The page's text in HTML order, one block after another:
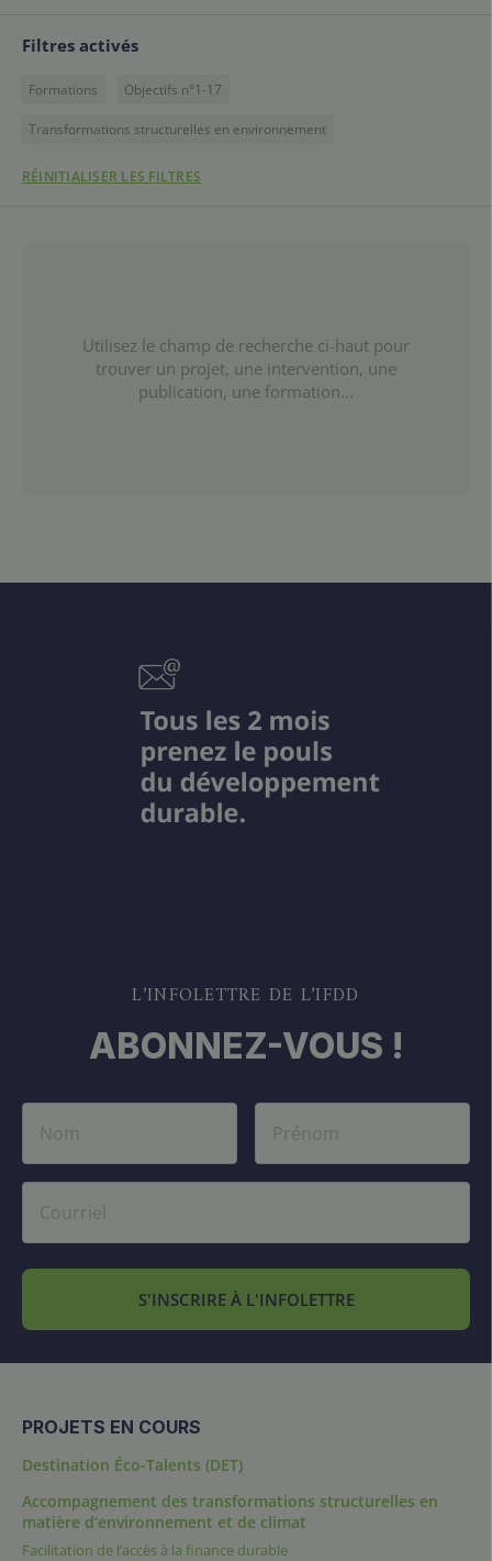
Filtres activés
Formations Objectifs n°1-17
Transformations structurelles en environnement
RÉINITIALISER LES FILTRES
Utilisez le champ de recherche ci-haut pour
trouver un projet, une intervention, une
publication, une formation...
L’INFOLETTRE DE L’IFDD
ABONNEZ-VOUS !
S'INSCRIRE À L'INFOLETTRE
PROJETS EN COURS
Destination Éco-Talents (DET)
Accompagnement des transformations structurelles en
matière d’environnement et de climat
Facilitation de l’accès à la finance durable